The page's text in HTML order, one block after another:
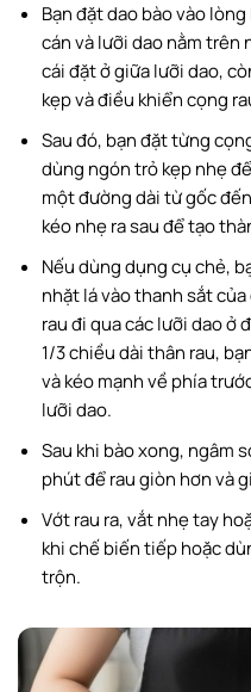
Bạn đặt dao bào vào
cán và lưỡi dao nằm trên
cái đặt ở giữa lưỡi dao,
kẹp và điều khiển cọng
Sau đó, bạn đặt từng
dùng ngón trỏ kẹp nhẹ
một đường dài từ gốc
kéo nhẹ ra sau để tạo
Nếu dùng dụng cụ chẻ,
nhặt lá vào thanh sắt
rau đi qua các lưỡi dao ở
1/3 chiều dài thân rau,
và kéo mạnh về phía
lưỡi dao.
Sau khi bào xong, ngâm
phút để rau giòn hơn và
Vớt rau ra, vắt nhẹ tay
khi chế biến tiếp hoặc
trộn.